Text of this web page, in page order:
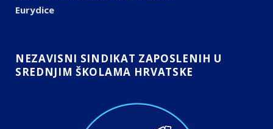
Eurydice
NEZAVISNI SINDIKAT ZAPOSLENIH U
SREDNJIM ŠKOLAMA HRVATSKE